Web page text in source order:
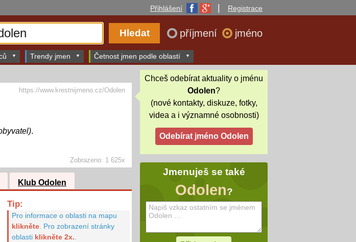
Přihlášení Registrace
příjmení jméno
Trendy jmen Četnost jmen podle oblastí
Zobrazeno: 1 625x
.
https://www.krestnijmeno.cz/Odolen
Klub Odolen
Tip:
Pro informace o oblasti na mapu
klikněte. Pro zobrazení stránky
oblasti klikněte 2x..
Chceš odebírat aktuality o jménu
Odolen?
(nové kontakty, diskuze, fotky,
videa a i významné osobnosti)
Jmenuješ se také
Odolen?